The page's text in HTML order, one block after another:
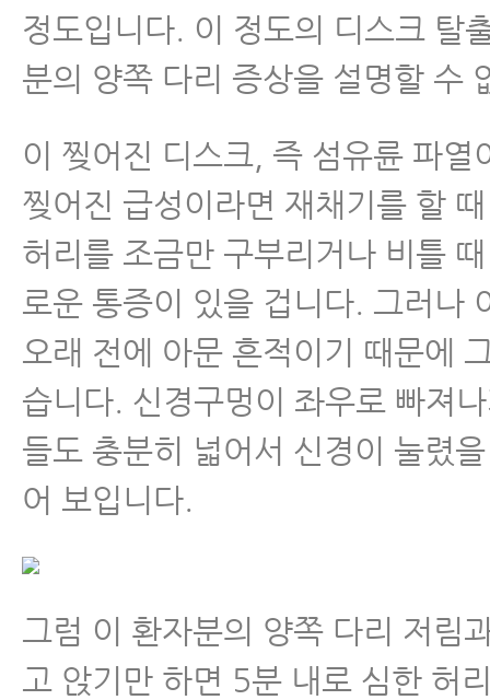
정도입니다. 이 정도의 디스크 탈
분의 양쪽 다리 증상을 설명할 수
이 찢어진 디스크, 즉 섬유륜 파열
찢어진 급성이라면 재채기를 할
허리를 조금만 구부리거나 비틀
로운 통증이 있을 겁니다. 그러나
오래 전에 아문 흔적이기 때문에
습니다. 신경구멍이 좌우로 빠져
들도 충분히 넓어서 신경이 눌렸
어 보입니다.
그럼 이 환자분의 양쪽 다리 저림
고 앉기만 하면 5분 내로 심한 허